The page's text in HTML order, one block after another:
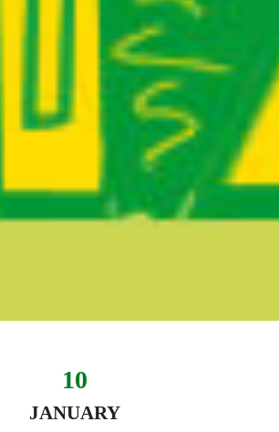
Fecha del evento
10
JANUARY
10 January